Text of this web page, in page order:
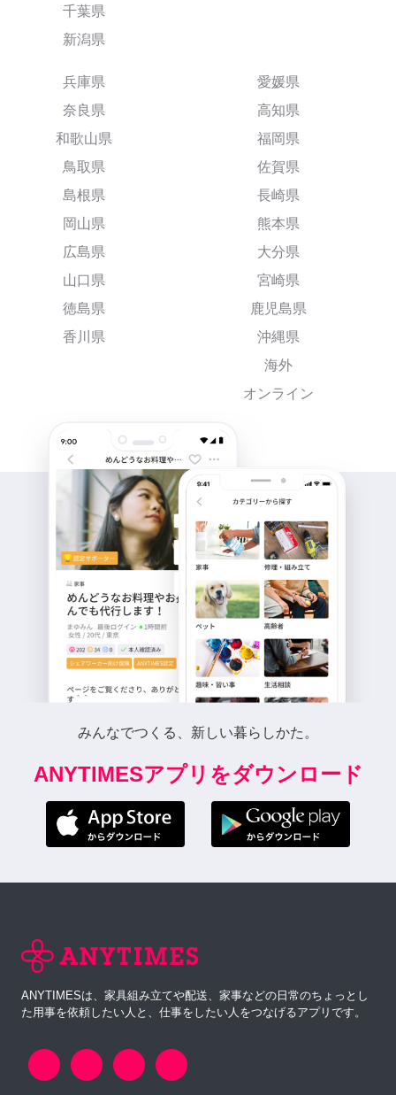
千葉県
新潟県
兵庫県
奈良県
和歌山県
鳥取県
島根県
岡山県
広島県
山口県
徳島県
香川県
愛媛県
高知県
福岡県
佐賀県
長崎県
熊本県
大分県
宮崎県
鹿児島県
沖縄県
海外
オンライン
みんなでつくる、新しい暮らしかた。
ANYTIMESアプリをダウンロード
ANYTIMESは、家具組み立てや配送、家事などの日常のちょっとし
た用事を依頼したい人と、仕事をしたい人をつなげるアプリです。